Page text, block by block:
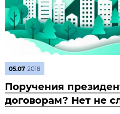
05.07 2018
Поручения
договорам? Нет не